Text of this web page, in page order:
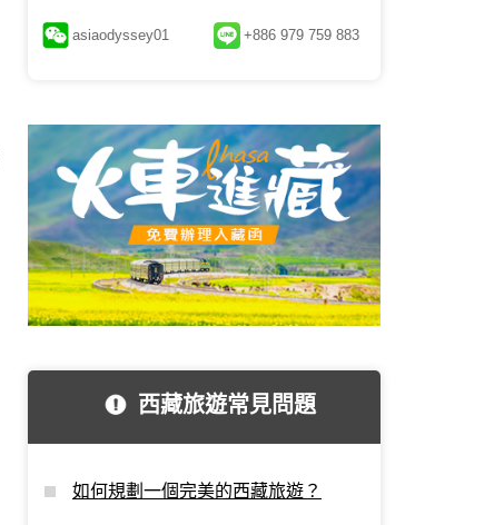
asiaodyssey01 +886 979 759 883
西藏旅遊常見問題
如何規劃一個完美的西藏旅遊？